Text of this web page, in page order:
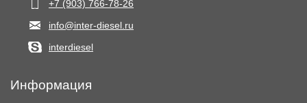
+7 (903) 766‑78-26
info@inter-diesel.ru
interdiesel
Информация